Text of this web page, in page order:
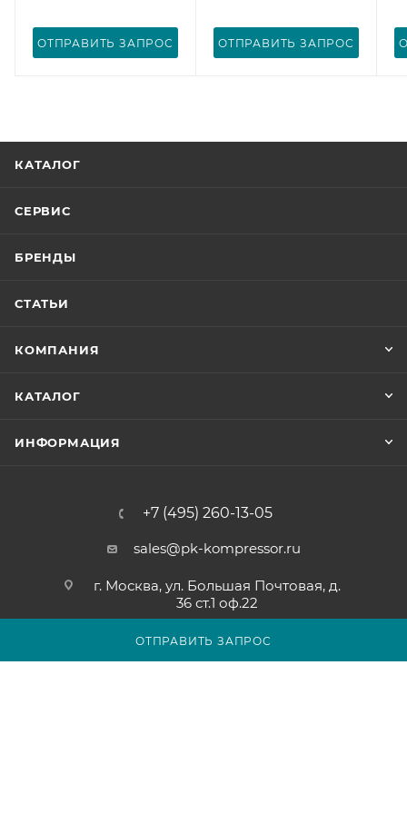
ОТПРАВИТЬ ЗАПРОС
ОТПРАВИТЬ ЗАПРОС ОТПРАВИТЬ ЗАПРОС
КАТАЛОГ
СЕРВИС
БРЕНДЫ
СТАТЬИ
КОМПАНИЯ
КАТАЛОГ
ИНФОРМАЦИЯ
+7 (495) 260-13-05
sales@pk-kompressor.ru
г. Москва, ул. Большая Почтовая, д.
36 ст.1 оф.22